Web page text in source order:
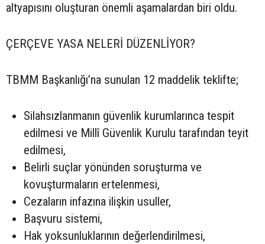
altyapısını oluşturan önemli aşamalardan biri oldu.
ÇERÇEVE YASA NELERİ DÜZENLİYOR?
TBMM Başkanlığı’na sunulan 12 maddelik teklifte;
Silahsızlanmanın güvenlik kurumlarınca tespit
edilmesi ve Millî Güvenlik Kurulu tarafından teyit
edilmesi,
Belirli suçlar yönünden soruşturma ve
kovuşturmaların ertelenmesi,
Cezaların infazına ilişkin usuller,
Başvuru sistemi,
Hak yoksunluklarının değerlendirilmesi,